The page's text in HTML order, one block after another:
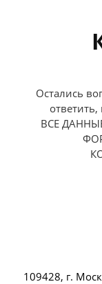
Остались
ВСЕ
109428, г.